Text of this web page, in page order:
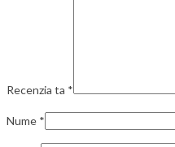
Recenzia ta *
Nume *